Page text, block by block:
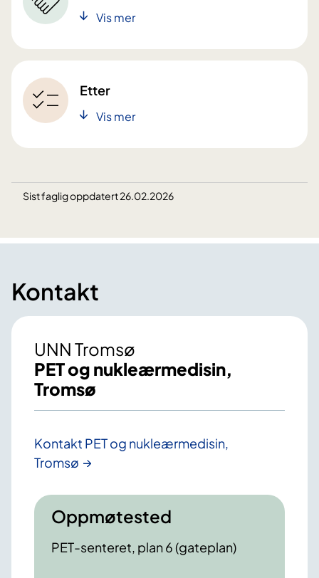
Vis mer
Etter
Vis mer
Sist faglig oppdatert 26.02.2026
Kontakt
UNN Tromsø
PET og nukleærmedisin,
Tromsø
Kontakt PET og nukleærmedisin,
Tromsø
Oppmøtested
PET-senteret, plan 6 (gateplan)